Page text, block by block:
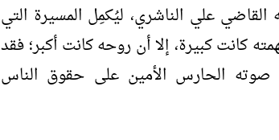
علي الناشري، ليُكمِل المسيرة التي
كانت كبيرة، إلا أن روحه كانت أكبر؛ فقد
صوته الحارس الأمين على حقوق الناس